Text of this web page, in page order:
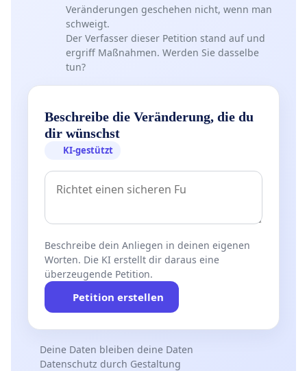
Veränderungen geschehen nicht, wenn man
schweigt.
Der Verfasser dieser Petition stand auf und
ergriff Maßnahmen. Werden Sie dasselbe
tun?
Beschreibe die Veränderung, die du
dir wünschst
KI-gestützt
Beschreibe dein Anliegen in deinen eigenen
Worten. Die KI erstellt dir daraus eine
überzeugende Petition.
Petition erstellen
Deine Daten bleiben deine Daten
Datenschutz durch Gestaltung